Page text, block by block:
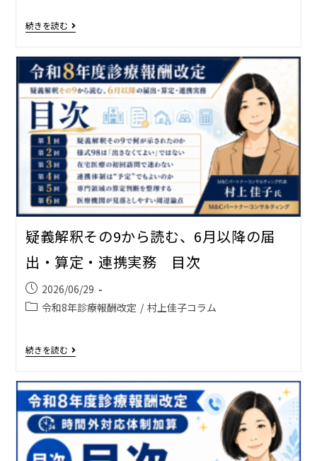
続きを読む
疑義解釈その9から読む、6月以降の届
出・算定・連携実務 目次
2026/06/29
令和8年診療報酬改定 / 村上佳子コラム
続きを読む